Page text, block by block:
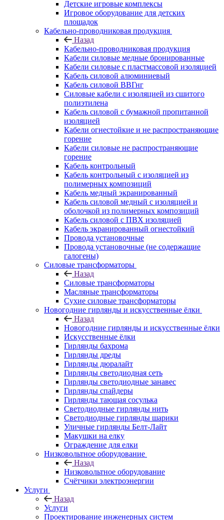
Детские игровые комплексы
Игровое оборудование для детских
площадок
Кабельно-проводниковая продукция
Назад
Кабельно-проводниковая продукция
Кабели силовые медные бронированные
Кабели силовые с пластмассовой изоляцией
Кабель силовой алюминиевый
Кабель силовой ВВГнг
Силовые кабели с изоляцией из сшитого
полиэтилена
Кабель силовой с бумажной пропитанной
изоляцией
Кабели огнестойкие и не распространяющие
горение
Кабели силовые не распространяющие
горение
Кабель контрольный
Кабель контрольный с изоляцией из
полимерных композиций
Кабель медный экранированный
Кабель силовой медный с изоляцией и
оболочкой из полимерных композиций
Кабель силовой с ПВХ изоляцией
Кабель экранированный огнестойкий
Провода установочные
Провода установочные (не содержащие
галогены)
Силовые трансформаторы
Назад
Силовые трансформаторы
Масляные трансформаторы
Сухие силовые трансформаторы
Новогодние гирлянды и искусственные ёлки
Назад
Новогодние гирлянды и искусственные ёлки
Искусственные ёлки
Гирлянды бахрома
Гирлянды дреды
Гирлянды дюралайт
Гирлянды светодиодная сеть
Гирлянды светодиодные занавес
Гирлянды спайдеры
Гирлянды тающая сосулька
Светодиодные гирлянды нить
Светодиодные гирлянды шарики
Уличные гирлянды Белт-Лайт
Макушки на елку
Ограждение для елки
Низковольтное оборудование
Назад
Низковольтное оборудование
Счётчики электроэнергии
Услуги
Назад
Услуги
Проектирование инженерных систем